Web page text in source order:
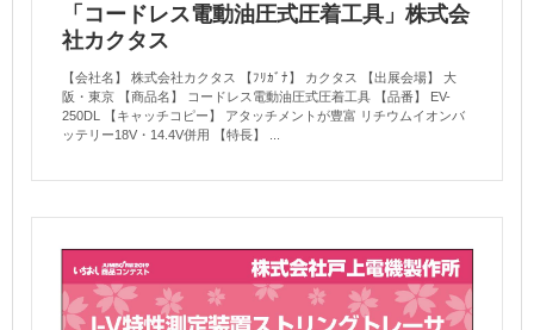
「コードレス電動油圧式圧着工具」株式会
社カクタス
【会社名】 株式会社カクタス 【ﾌﾘｶﾞﾅ】 カクタス 【出展会場】 大
阪・東京 【商品名】 コードレス電動油圧式圧着工具 【品番】 EV-
250DL 【キャッチコピー】 アタッチメントが豊富 リチウムイオンバ
ッテリー18V・14.4V併用 【特長】 ...